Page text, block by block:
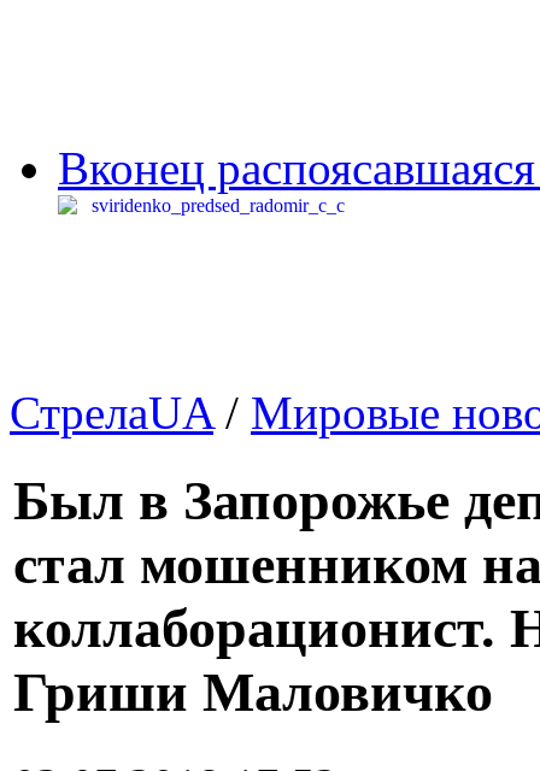
Вконец
СтрелаUA/ Мировые
Был в Запорожье
стал мошенником
Гриши Маловичко